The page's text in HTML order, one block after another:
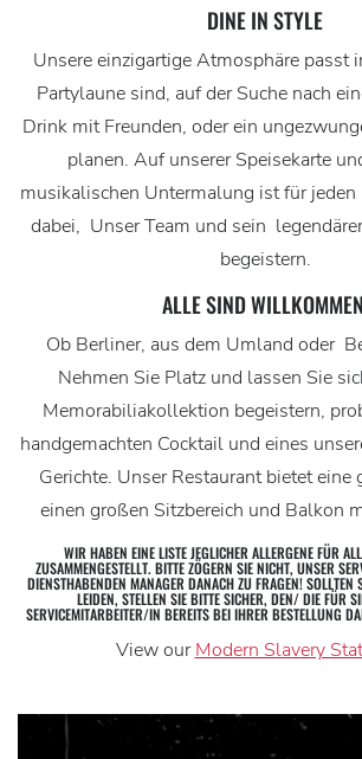
DINE IN STYLE
Unsere einzigartige Atmosphäre passt
Partylaune sind, auf der Suche nach
Drink mit Freunden, oder ein
planen. Auf unserer Speisekarte
musikalischen Untermalung ist für jeden
dabei, Unser Team und sein
begeistern.
ALLE SIND WILLKOMMEN
Ob Berliner, aus dem Umland oder
Nehmen Sie Platz und lassen Sie
Memorabiliakollektion begeistern,
handgemachten Cocktail und eines
Gerichte. Unser Restaurant bietet eine
einen großen Sitzbereich und Balkon
WIR HABEN EINE LISTE JEGLICHER ALLERGENE FÜR
ZUSAMMENGESTELLT. BITTE ZÖGERN SIE NICHT, UNSER
DIENSTHABENDEN MANAGER DANACH ZU FRAGEN! SOLLTEN
LEIDEN, STELLEN SIE BITTE SICHER, DEN/ DIE FÜR
SERVICEMITARBEITER/IN BEREITS BEI IHRER BESTELLUNG
View ourModern Slavery